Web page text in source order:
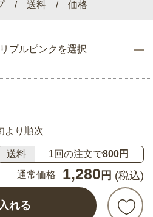
プ / 送料 / 価格
プルピンクを選択
より順次
送料 1回の注文で800円
通常価格
1,280 円 (税込)
れる